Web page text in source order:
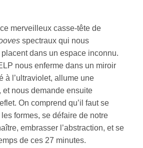
ce merveilleux casse-tête de
spectraux qui nous
dans un espace inconnu.
nous enferme dans un miroir
à l’ultraviolet, allume une
et nous demande ensuite
On comprend qu’il faut se
formes, se défaire de notre
embrasser l’abstraction, et se
de ces 27 minutes.